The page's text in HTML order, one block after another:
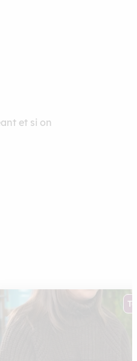
et si on